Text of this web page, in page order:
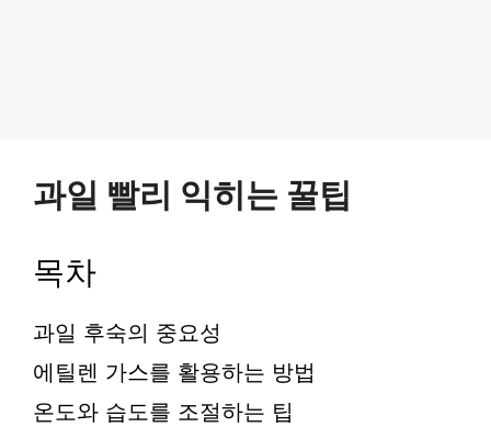
과일 빨리 익히는 꿀팁
목차
과일 후숙의 중요성
에틸렌 가스를 활용하는 방법
온도와 습도를 조절하는 팁